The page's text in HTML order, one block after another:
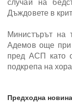
случай на
Дъждовете в
Министърът на
Адемов още при
пред АСП като
подкрепа на
Предходна новина